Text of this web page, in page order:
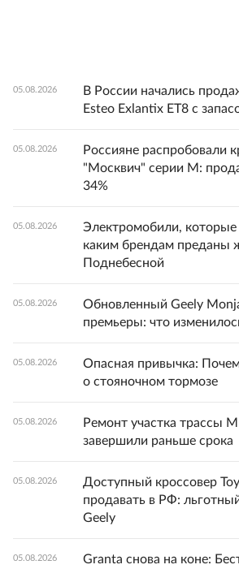
05.08.2026
В России начались
Esteo Exlantix ET8 с
05.08.2026
Россияне распробовали
"Москвич" серии М:
34%
05.08.2026
Электромобили,
каким брендам преданы
Поднебесной
05.08.2026
Обновленный Geely
премьеры: что
05.08.2026
Опасная привычка:
о стояночном тормозе
05.08.2026
Ремонт участка трассы
завершили раньше срока
05.08.2026
Доступный кроссовер
продавать в РФ:
Geely
05.08.2026
Granta снова на коне: